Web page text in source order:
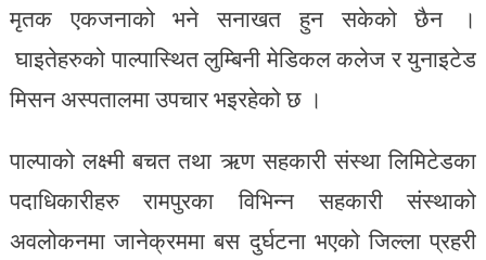
मृतक एकजनाको भने सनाखत हुन सकेको छैन ।
घाइतेहरुको पाल्पास्थित लुम्बिनी मेडिकल कलेज र युनाइटेड
मिसन अस्पतालमा उपचार भइरहेको छ ।
पाल्पाको लक्ष्मी बचत तथा ऋण सहकारी संस्था लिमिटेडका
पदाधिकारीहरु रामपुरका विभिन्न सहकारी संस्थाको
अवलोकनमा जानेक्रममा बस दुर्घटना भएको जिल्ला प्रहरी